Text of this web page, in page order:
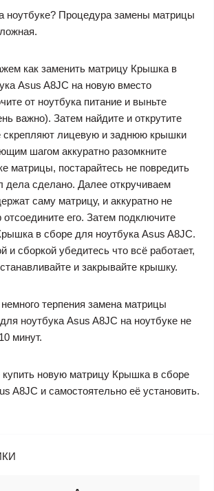
ноутбуке? Процедура замены матрицы
как заменить матрицу Крышка в
Asus A8JC на новую вместо
от ноутбука питание и выньте
важно). Затем найдите и открутите
скрепляют лицевую и заднюю крышки
шагом аккуратно разомкните
матрицы, постарайтесь не повредить
дела сделано. Далее откручиваем
саму матрицу, и аккуратно не
его. Затем подключите
в сборе для ноутбука Asus A8JC.
и сборкой убедитесь что всё работает,
и закрывайте крышку.
терпения замена матрицы
ноутбука Asus A8JC на ноутбуке не
минут.
новую матрицу Крышка в сборе
A8JC и самостоятельно её установить.